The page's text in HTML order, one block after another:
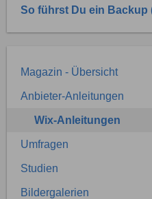
So führst Du ein Backup
Magazin - Übersicht
Anbieter-Anleitungen
Wix-Anleitungen
Umfragen
Studien
Bildergalerien